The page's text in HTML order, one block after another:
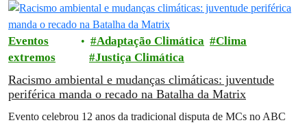
Eventos
extremos
Adaptação Climática
Clima
Justiça Climática
Racismo ambiental e mudanças climáticas: juventude
periférica manda o recado na Batalha da Matrix
Evento celebrou 12 anos da tradicional disputa de MCs no ABC